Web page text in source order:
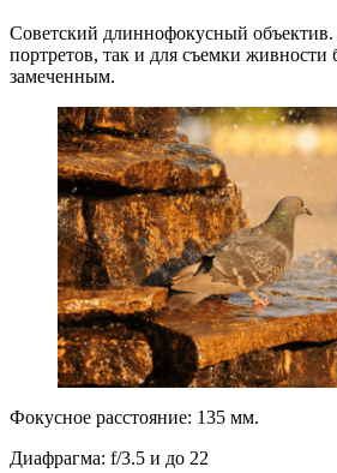
Советский длиннофокусный
портретов, так и для съемки живности
замеченным.
Фокусное расстояние: 135 мм.
Диафрагма: f/3.5 и до 22